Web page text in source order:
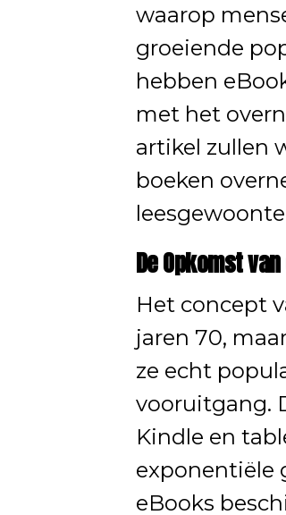
waarop
groeiende
hebben
met het
artikel zullen
boeken
De Opkomst
Het concept
jaren 70,
ze echt
vooruitgang.
Kindle en
exponentiële
eBooks